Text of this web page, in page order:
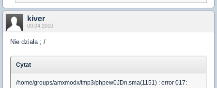
kiver
09.04.2010
Nie działa ; /
Cytat
/home/groups/amxmodx/tmp3/phpew0JDn.sma(1151) : error 017: